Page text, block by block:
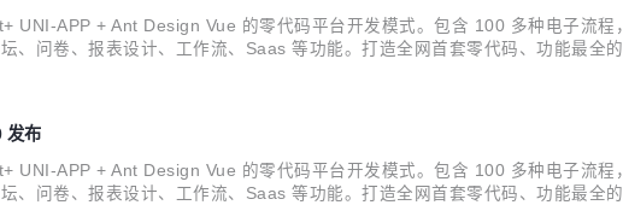
UNI-APP + Ant Design Vue 的零代码平台开发模式。包含 100 多种电子流
、问卷、报表设计、工作流、Saas 等功能。打造全网首套零代码、功能最全
发布
UNI-APP + Ant Design Vue 的零代码平台开发模式。包含 100 多种电子流
、问卷、报表设计、工作流、Saas 等功能。打造全网首套零代码、功能最全